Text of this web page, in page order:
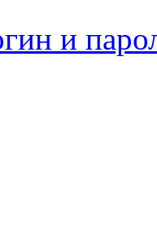
и